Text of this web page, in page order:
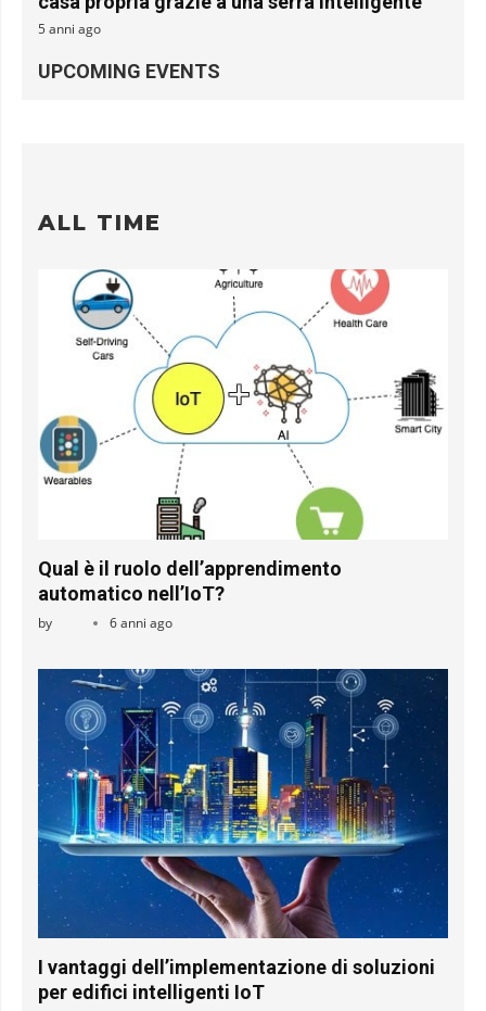
5 anni ago
UPCOMING EVENTS
ALL TIME
Qual è il ruolo dell’apprendimento
automatico nell’IoT?
by 6 anni ago
I vantaggi dell’implementazione di soluzioni
per edifici intelligenti IoT